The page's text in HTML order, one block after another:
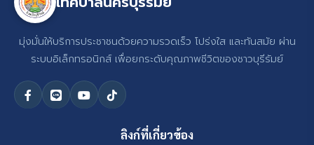
มุ่งมั่นให้บริการประชาชนด้วยความรวดเร็ว โปร่งใส และทันสมัย ผ่าน
ระบบอิเล็กทรอนิกส์ เพื่อยกระดับคุณภาพชีวิตของชาวบุรีรัมย์
ลิงก์ที่เกี่ยวข้อง